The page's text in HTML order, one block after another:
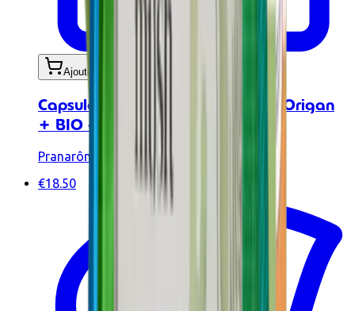
Ajouter au panier
Capsules aux huiles essentielles - Origan
+ BIO - 30 caps
Pranarôm
€18.50